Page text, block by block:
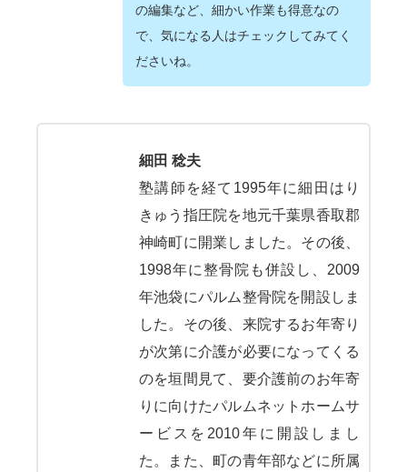
の編集など、細かい作業も得意なの
で、気になる人はチェックしてみてく
ださいね。
細田 稔夫
塾講師を経て1995年に細田はり
きゅう指圧院を地元千葉県香取郡
神崎町に開業しました。その後、
1998年に整骨院も併設し、2009
年池袋にパルム整骨院を開設しま
した。その後、来院するお年寄り
が次第に介護が必要になってくる
のを垣間見て、要介護前のお年寄
りに向けたパルムネットホームサ
ービスを2010年に開設しまし
た。また、町の青年部などに所属